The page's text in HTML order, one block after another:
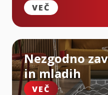
VEČ
Nezgodno
in mladih
VEČ